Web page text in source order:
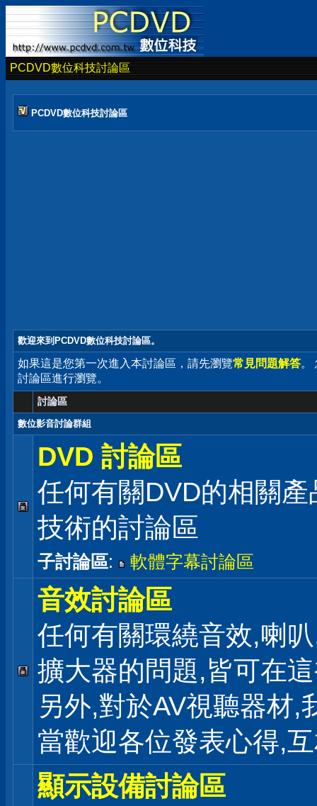
PCDVD數位科技討論區
PCDVD數位科技討論區
歡迎來到PCDVD數位科技討論區。
如果這是您第一次進入本討論區，請先瀏覽常見問題解答。
討論區進行瀏覽。
討論區
數位影音討論群組
DVD 討論區
任何有關DVD的相關產
技術的討論區
子討論區: 軟體字幕討論區
音效討論區
任何有關環繞音效,喇
擴大器的問題,皆可在
另外,對於AV視聽器材,
當歡迎各位發表心得,
顯示設備討論區